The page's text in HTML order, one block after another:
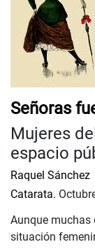
Señoras
Mujeres
espacio
Raquel Sánchez
Catarata.
Aunque muchas
situación